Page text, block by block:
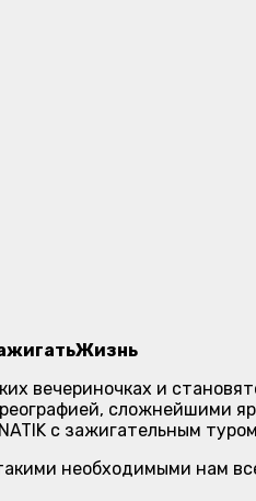
вечериночках и
сложнейшими
с зажигательным
необходимыми нам